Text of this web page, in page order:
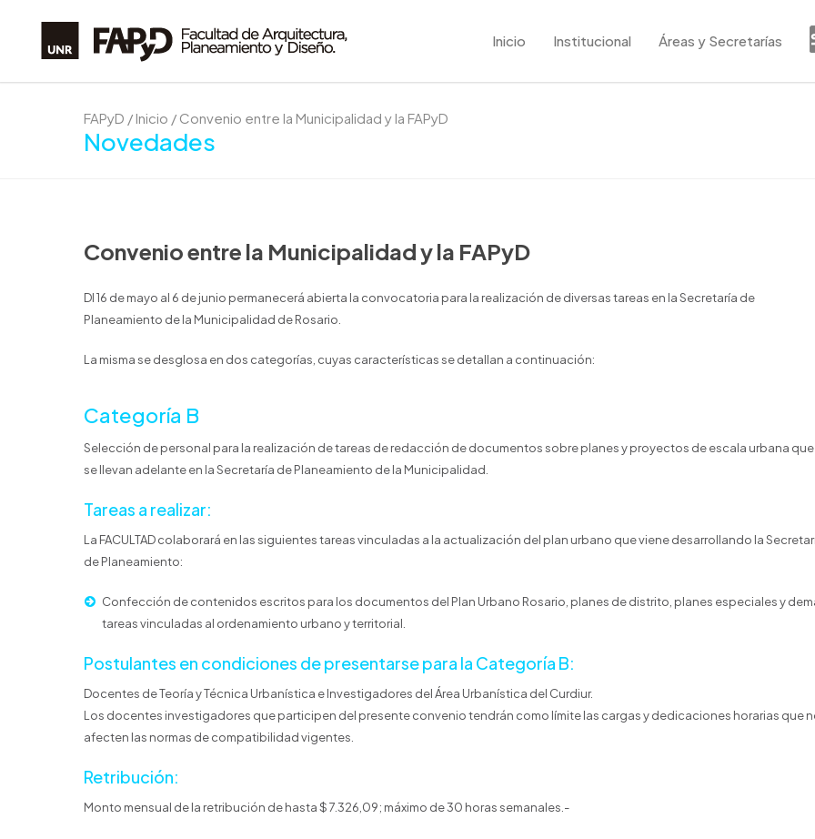
Inicio Institucional Áreas y Secretarías
FAPyD / Inicio / Convenio entre la Municipalidad y la FAPyD
Novedades
Convenio entre la Municipalidad y la FAPyD
Dl 16 de mayo al 6 de junio permanecerá abierta la convocatoria para la realización de diversas tareas en la Secretaría de
Planeamiento de la Municipalidad de Rosario.
La misma se desglosa en dos categorías, cuyas características se detallan a continuación:
Categoría B
Selección de personal para la realización de tareas de redacción de documentos sobre planes y proyectos de escala urbana que
se llevan adelante en la Secretaría de Planeamiento de la Municipalidad.
Tareas a realizar:
La FACULTAD colaborará en las siguientes tareas vinculadas a la actualización del plan urbano que viene desarrollando la
de Planeamiento:
Confección de contenidos escritos para los documentos del Plan Urbano Rosario, planes de distrito, planes especiales y
tareas vinculadas al ordenamiento urbano y territorial.
Postulantes en condiciones de presentarse para la Categoría B:
Docentes de Teoría y Técnica Urbanística e Investigadores del Área Urbanística del Curdiur.
Los docentes investigadores que participen del presente convenio tendrán como límite las cargas y dedicaciones horarias que
afecten las normas de compatibilidad vigentes.
Retribución:
Monto mensual de la retribución de hasta $ 7.326,09; máximo de 30 horas semanales.-